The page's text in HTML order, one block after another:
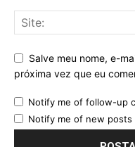
Salve meu nome, e-
próxima vez que eu
Notify me of follow-up
Notify me of new posts